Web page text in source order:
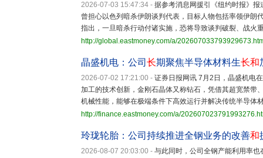
2026-07-03 15:47:34 - 据参考消息网援引《纽约时报》
曾担心以色列暗杀伊朗谈判代表，目标人物包括率领伊朗
指出，一旦暗杀行动付诸实施，恐将导致谈判破裂、战
http://global.eastmoney.com/a/
晶盛机电：公司 长期聚焦半导体材料生长和
2026-07-02 17:21:00 - 证券日报网讯 7月2日，晶盛机电
加工的技术创新，金刚石晶体又称钻石，凭借其超宽禁带
机械性能，能够在极端条件下高效运行并解决传统半导体
http://finance.eastmoney.com/a/
玲珑轮胎：公司持续推进全钢业务的改善和
2026-08-07 20:03:00 - 与此同时，公司全钢产能利用率